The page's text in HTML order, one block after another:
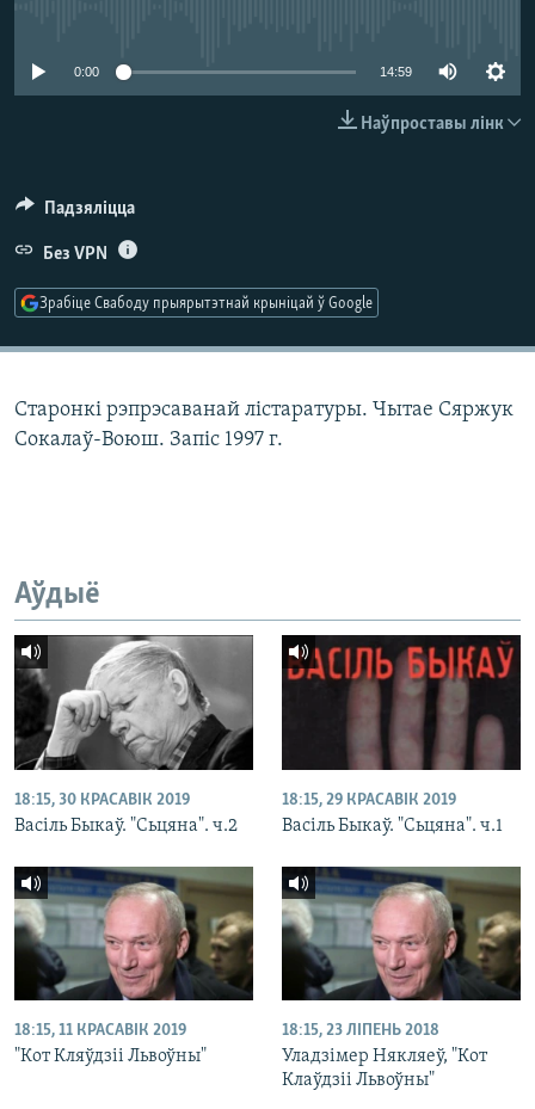
0:00 14:59
Наўпроставы лінк
Падзяліцца
Без VPN
Зрабіце Свабоду прыярытэтнай крыніцай ў Google
Старонкі рэпрэсаванай лістаратуры. Чытае Сяржук
Сокалаў-Воюш. Запіс 1997 г.
Аўдыё
18:15, 30 КРАСАВІК 2019
Васіль Быкаў. "Сьцяна". ч.2
18:15, 29 КРАСАВІК 2019
Васіль Быкаў. "Сьцяна". ч.1
18:15, 11 КРАСАВІК 2019
"Кот Кляўдзіі Львоўны"
18:15, 23 ЛІПЕНЬ 2018
Уладзімер Някляеў, "Кот
Клаўдзіі Львоўны"